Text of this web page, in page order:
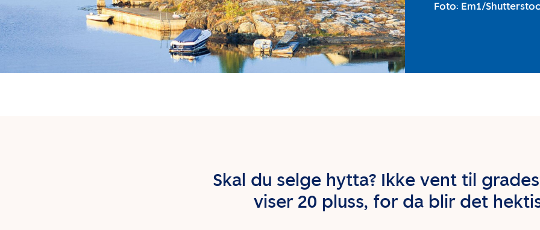
Foto: Em1/
Skal du selge hytta? Ikke vent til
viser 20 pluss, for da blir det